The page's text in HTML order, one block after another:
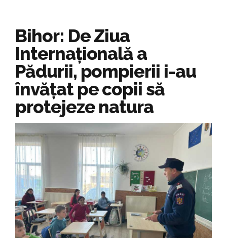
Bihor: De Ziua
Internațională a
Pădurii, pompierii i-au
învățat pe copii să
protejeze natura